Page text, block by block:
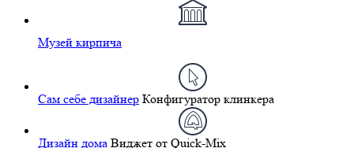
Музей кирпича
Сам себе дизайнер Конфигуратор клинкера
Дизайн дома Виджет от Quick-Mix